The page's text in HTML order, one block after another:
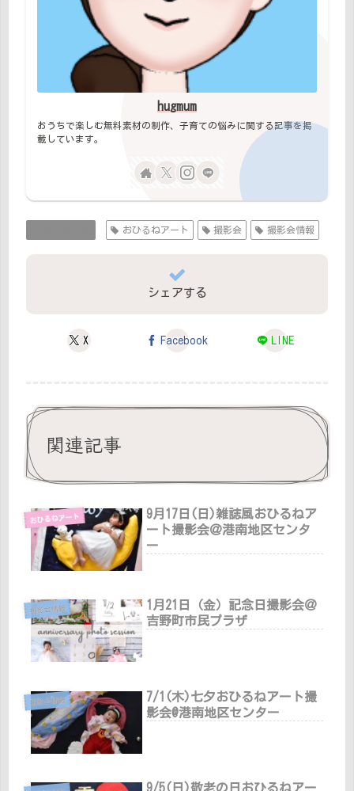
hugmum
おうちで楽しむ無料素材の制作、子育ての悩みに関する記事を掲
載しています。
おひるねアート 撮影会 撮影会情報
シェアする
X Facebook LINE
関連記事
おひるねアート
9月17日(日)雑誌風おひるねア
ート撮影会＠港南地区センタ
ー
撮影会情報
1月21日（金）記念日撮影会＠
吉野町市民プラザ
撮影会情報
7/1(木)七夕おひるねアート撮
影会@港南地区センター
9/5(日)敬老の日おひるねアー